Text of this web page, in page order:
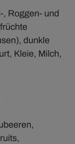
, Roggen- und
dunkle
Kleie, Milch,